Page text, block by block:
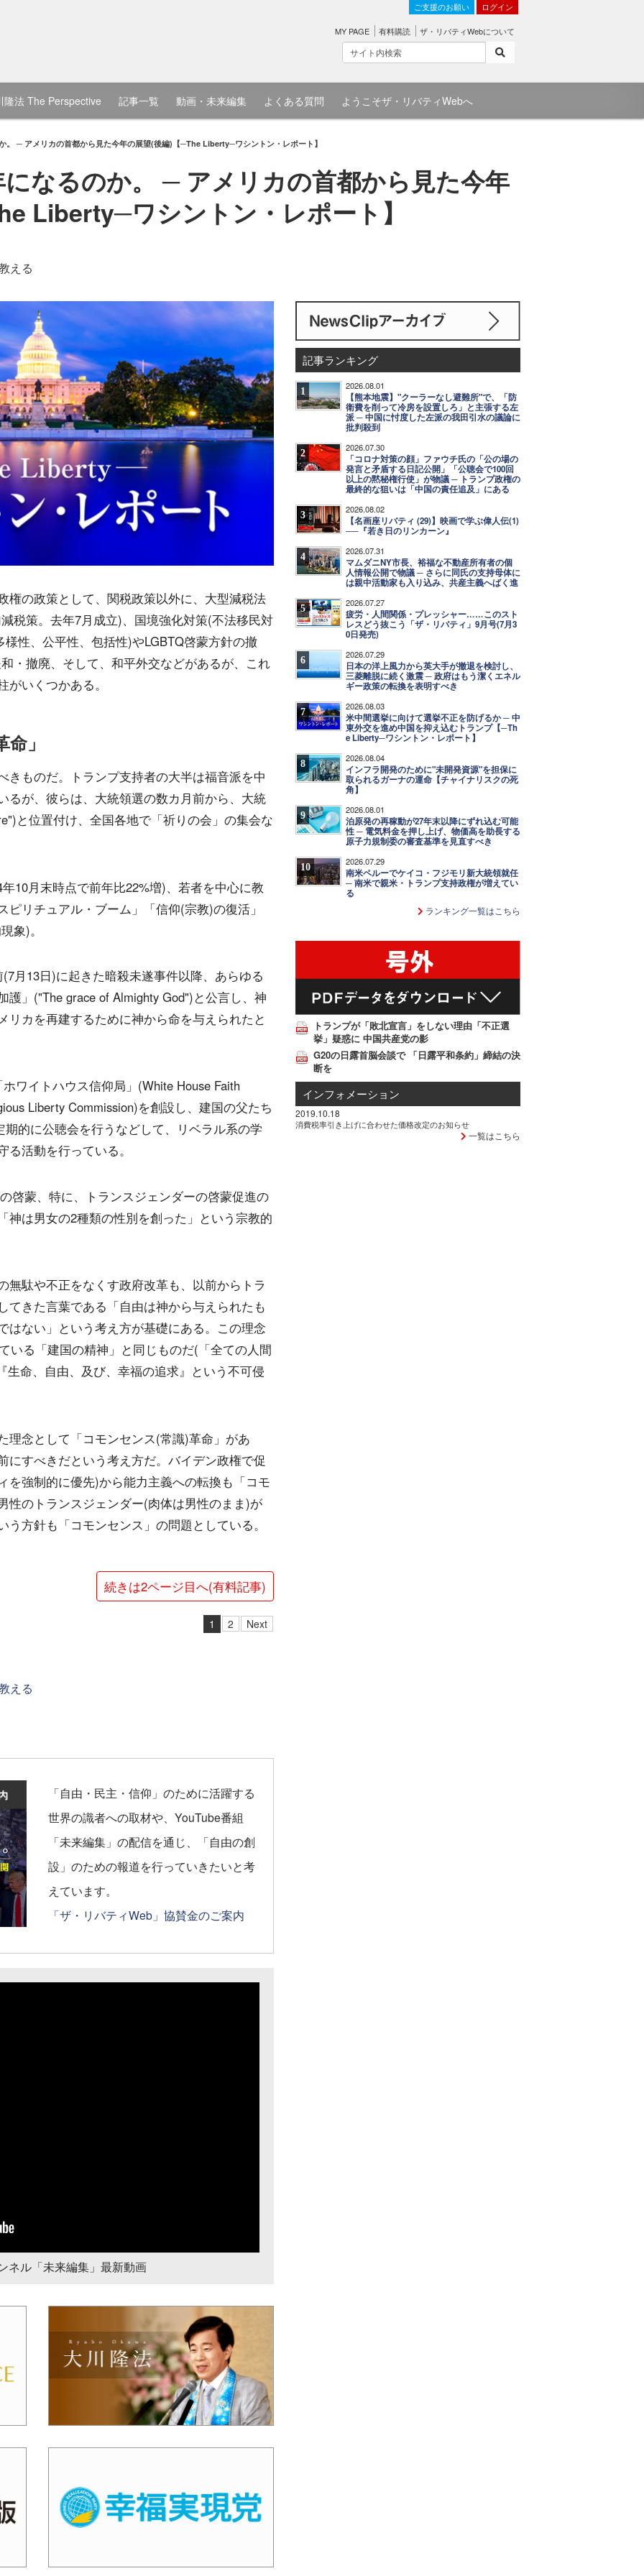
ご支援のお願い ログイン
MY PAGE 有料購読 ザ・リバティWebについて
隆法 The Perspective 記事一覧 動画・未来編集 よくある質問 ようこそザ・リバティWebへ
。 ─ アメリカの首都から見た今年の展望(後編)【─The Liberty─ワシントン・レポート】
なるのか。 ─ アメリカの首都から見た今年
Liberty─ワシントン・レポート】
える
権の政策として、関税政策以外に、大型減税法
税策。去年7月成立)、国境強化対策(不法移民対
性、公平性、包括性)やLGBTQ啓蒙方針の撤
・撤廃、そして、和平外交などがあるが、これ
いくつかある。
」
きものだ。トランプ支持者の大半は福音派を中
るが、彼らは、大統領選の数カ月前から、大統
と位置付け、全国各地で「祈りの会」の集会な
10月末時点で前年比22%増)、若者を中心に教
リチュアル・ブーム」「信仰(宗教)の復活」
象)。
月13日)に起きた暗殺未遂事件以降、あらゆる
」("The grace of Almighty God")と公言し、神
リカを再建するために神から命を与えられたと
ワイトハウス信仰局」(White House Faith
Liberty Commission)を創設し、建国の父たち
的に公聴会を行うなどして、リベラル系の学
活動を行っている。
啓蒙、特に、トランスジェンダーの啓蒙促進の
神は男女の2種類の性別を創った」という宗教的
無駄や不正をなくす政府改革も、以前からトラ
てきた言葉である「自由は神から与えられたも
はない」という考え方が基礎にある。この理念
いる「建国の精神」と同じものだ(「全ての人間
命、自由、及び、幸福の追求』という不可侵
理念として「コモンセンス(常識)革命」があ
にすべきだという考え方だ。バイデン政権で促
を強制的に優先)から能力主義への転換も「コモ
性のトランスジェンダー(肉体は男性のまま)が
方針も「コモンセンス」の問題としている。
続きは2ページ目へ(有料記事)
1 2 Next
える
「自由・民主・信仰」のために活躍する
世界の識者への取材や、YouTube番組
「未来編集」の配信を通じ、「自由の創
設」のための報道を行っていきたいと考
えています。
「ザ・リバティWeb」協賛金のご案内
ネル「未来編集」最新動画
記事ランキング
1 2026.08.01
【熊本地震】"クーラーなし避難所"で、「防
衛費を削って冷房を設置しろ」と主張する左
派 ─ 中国に忖度した左派の我田引水の議論に
批判殺到
2 2026.07.30
「コロナ対策の顔」ファウチ氏の「公の場の
発言と矛盾する日記公開」「公聴会で100回
以上の黙秘権行使」が物議 ─ トランプ政権の
最終的な狙いは「中国の責任追及」にある
3 2026.08.02
【名画座リバティ (29)】映画で学ぶ偉人伝(1)
──『若き日のリンカーン』
4 2026.07.31
マムダニNY市長、裕福な不動産所有者の個
人情報公開で物議 ─ さらに同氏の支持母体に
は親中活動家も入り込み、共産主義へばく進
5 2026.07.27
疲労・人間関係・プレッシャー……このスト
レスどう抜こう「ザ・リバティ」9月号(7月3
0日発売)
6 2026.07.29
日本の洋上風力から英大手が撤退を検討し、
三菱離脱に続く激震 ─ 政府はもう潔くエネル
ギー政策の転換を表明すべき
7 2026.08.03
米中間選挙に向けて選挙不正を防げるか ─ 中
東外交を進め中国を抑え込むトランプ【─Th
e Liberty─ワシントン・レポート】
8 2026.08.04
インフラ開発のために"未開発資源"を担保に
取られるガーナの運命【チャイナリスクの死
角】
9 2026.08.01
泊原発の再稼動が27年末以降にずれ込む可能
性 ─ 電気料金を押し上げ、物価高を助長する
原子力規制委の審査基準を見直すべき
10 2026.07.29
南米ペルーでケイコ・フジモリ新大統領就任
─ 南米で親米・トランプ支持政権が増えてい
る
ランキング一覧はこちら
トランプが「敗北宣言」をしない理由「不正選
挙」疑惑に 中国共産党の影
G20の日露首脳会談で 「日露平和条約」締結の決
断を
インフォメーション
2019.10.18
消費税率引き上げに合わせた価格改定のお知らせ
一覧はこちら